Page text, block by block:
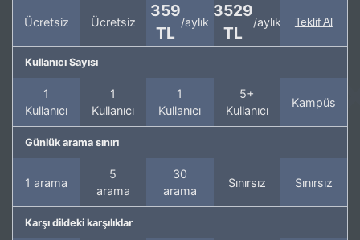
Ücretsiz Ücretsiz
359
TL
/aylık
3529
TL
/aylık Teklif Al
Kullanıcı Sayısı
1
Kullanıcı
1
Kullanıcı
1
Kullanıcı
5+
Kullanıcı
Kampüs
Günlük arama sınırı
1 arama
5
arama
30
arama
Sınırsız Sınırsız
Karşı dildeki karşılıklar